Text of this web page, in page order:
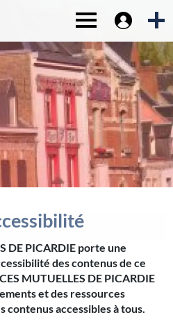
Toggle
DE PICARDIE porte une
des contenus de ce
MUTUELLES DE PICARDIE
et des ressources
contenus accessibles à tous.